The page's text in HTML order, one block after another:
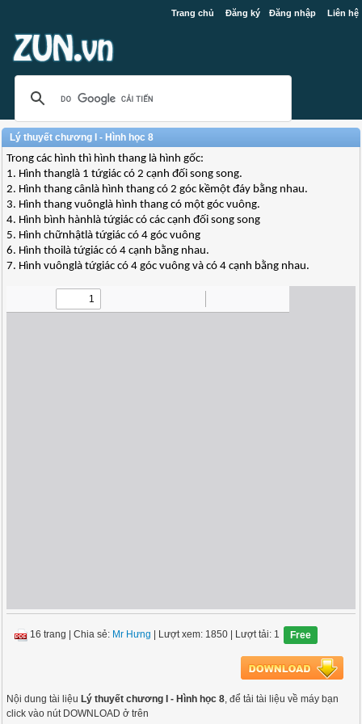
Trang chủ Đăng ký Đăng nhập Liên hệ
Lý thuyết chương I - Hình học 8
Trong các hình thì hình thang là hình gốc:
1. Hình thanglà 1 tứgiác có 2 cạnh đối song song.
2. Hình thang cânlà hình thang có 2 góc kềmột đáy bằng nhau.
3. Hình thang vuônglà hình thang có một góc vuông.
4. Hình bình hànhlà tứgiác có các cạnh đối song song
5. Hình chữnhậtlà tứgiác có 4 góc vuông
6. Hình thoilà tứgiác có 4 cạnh bằng nhau.
7. Hình vuônglà tứgiác có 4 góc vuông và có 4 cạnh bằng nhau.
16 trang |Chia sẻ: Mr Hưng | Lượt xem: 1850 | Lượt tải: 1 Free
Nội dung tài liệu Lý thuyết chương I - Hình học 8, để tải tài liệu về máy bạn
click vào nút DOWNLOAD ở trên